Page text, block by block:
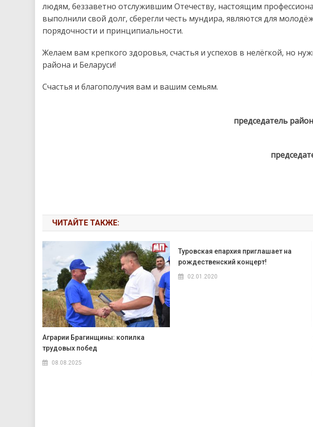
людям, беззаветно отслужившим Отечеству, настоящим
выполнили свой долг, сберегли честь мундира, являются для
порядочности и принципиальности.
Желаем вам крепкого здоровья, счастья и успехов в нелёгкой, но
района и Беларуси!
Счастья и благополучия вам и вашим семьям.
председатель
ЧИТАЙТЕ ТАКЖЕ:
Аграрии Брагинщины: копилка
трудовых побед
08.08.2025
Туровская епархия приглашает на
рождественский концерт!
02.01.2020